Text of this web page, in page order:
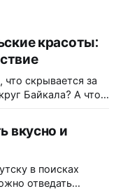
красоты:
скрывается за
Байкала? А что,
с
по Бурятии,
узнаем
вкусно и
в поисках
отведать